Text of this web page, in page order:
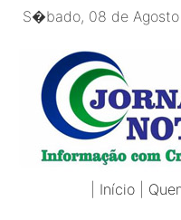
S�bado, 08 de
Início